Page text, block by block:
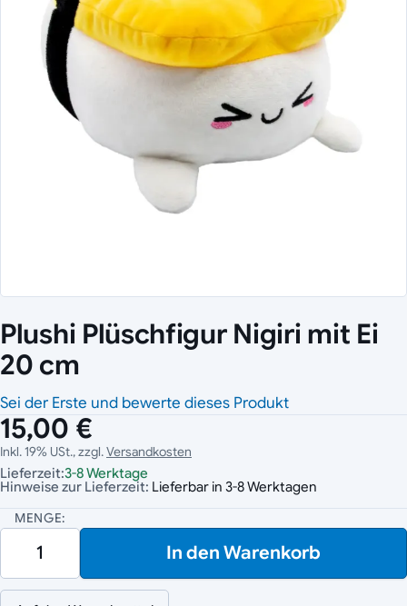
Plushi Plüschfigur Nigiri mit Ei
20 cm
Sei der Erste und bewerte dieses Produkt
15,00 €
Inkl. 19% USt., zzgl.Versandkosten
Lieferzeit:3-8 Werktage
Hinweise zur Lieferzeit: Lieferbar in 3-8 Werktagen
MENGE:
In den Warenkorb